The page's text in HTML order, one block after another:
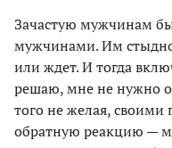
Зачастую мужчинам
мужчинами. Им
или ждет. И тогда
решаю, мне не нужно
того не желая,
обратную реакцию —